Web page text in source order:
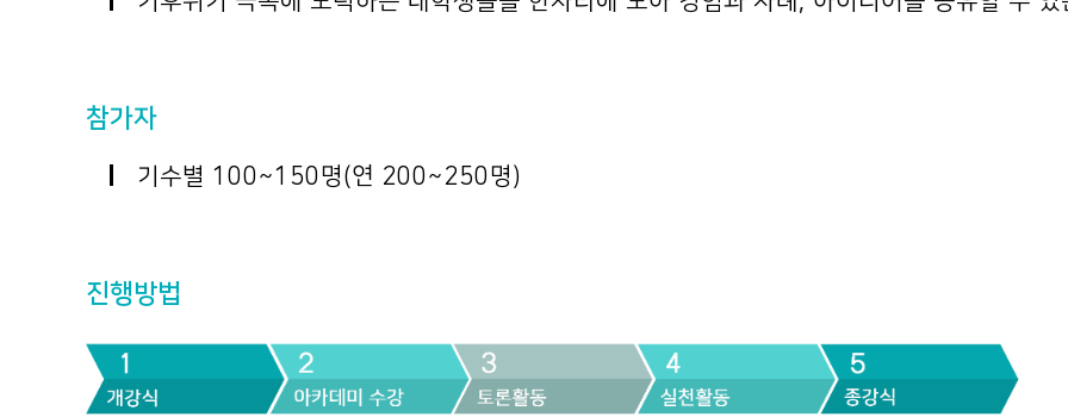
참가자
기수별 100~150명(연 200~250명)
진행방법